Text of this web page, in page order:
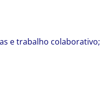
e trabalho colaborativo;